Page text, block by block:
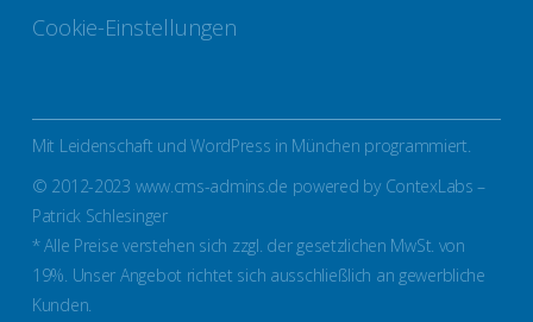
Cookie-Einstellungen
Mit Leidenschaft und WordPress in München programmiert.
© 2012-2023 www.cms-admins.de powered by ContexLabs –
Patrick Schlesinger
* Alle Preise verstehen sich zzgl. der gesetzlichen MwSt. von
19%. Unser Angebot richtet sich ausschließlich an gewerbliche
Kunden.